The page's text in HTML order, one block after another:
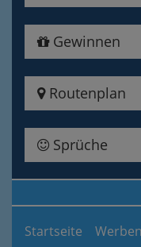
Gewinnen
Routenplan
Sprüche
Startseite